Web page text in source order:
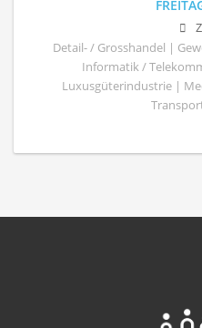
Detail- / Grosshandel |
Informatik /
Luxusgüterindustrie |